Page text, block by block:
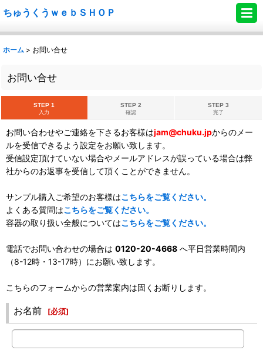
ちゅうくうｗｅｂＳＨＯＰ
ホーム > お問い合せ
お問い合せ
STEP 1
入力
STEP 2
確認
STEP 3
完了
お問い合わせやご連絡を下さるお客様はjam@chuku.jpからのメー
ルを受信できるよう設定をお願い致します。
受信設定頂けていない場合やメールアドレスが誤っている場合は弊
社からのお返事を受信して頂くことができません。
サンプル購入ご希望のお客様はこちらをご覧ください。
よくある質問はこちらをご覧ください。
容器の取り扱い全般についてはこちらをご覧ください。
電話でお問い合わせの場合は 0120-20-4668 へ平日営業時間内
（8-12時・13-17時）にお願い致します。
こちらのフォームからの営業案内は固くお断りします。
お名前 [必須]